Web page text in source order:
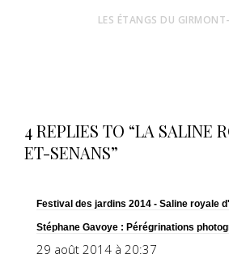
LES ÉTANGS DU
4 REPLIES TO “LA SALINE
ET-SENANS”
Festival des jardins 2014 - Saline royale
Stéphane Gavoye : Pérégrinations
29 août 2014 à 20:37